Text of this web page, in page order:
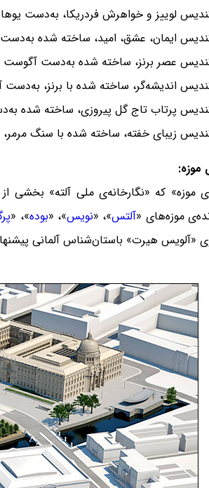
لوییز و خواهرش فردریکا، به‌دست یوهان
ایمان، عشق، امید، ساخته شده به‌دست
عصر برنز، ساخته شده به‌دست آگوست رودن
اندیشه‌گر، ساخته شده با برنز، به‌دست
پرتاب تاج گل پیروزی، ساخته شده به‌دست
زیبای خفته، ساخته شده با سنگ مرمر،
موزه:
موزه‌های «آلتس»، «نویس»، «بوده»، «
باستان‌شناس آلمانی پیشنهاد شد. در سال ۱۸۲۲ طراحی ساخت موزه‌ها به پایان رسید و پس از آن و